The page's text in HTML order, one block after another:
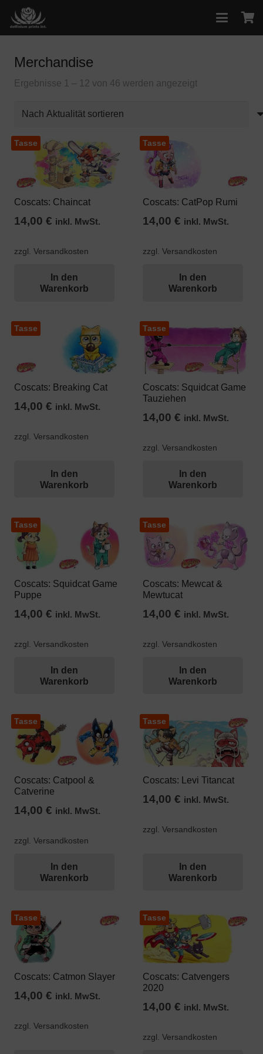
Merchandise
Ergebnisse 1 – 12 von 46 werden angezeigtNach
Tasse
Coscats: Chaincat
14,00 € inkl. MwSt.
zzgl. Versandkosten
In den
Warenkorb
Tasse
Coscats: CatPop Rumi
14,00€ inkl. MwSt.
zzgl. Versandkosten
In den
Warenkorb
Tasse
Coscats: Breaking Cat
14,00 € inkl. MwSt.
zzgl. Versandkosten
In den
Warenkorb
Tasse
Coscats: Squidcat Game
Tauziehen
14,00€ inkl. MwSt.
zzgl. Versandkosten
In den
Warenkorb
Tasse
Coscats: Squidcat Game
Puppe
14,00 € inkl. MwSt.
zzgl. Versandkosten
In den
Warenkorb
Tasse
Coscats: Mewcat &
Mewtucat
14,00€ inkl. MwSt.
zzgl. Versandkosten
In den
Warenkorb
Tasse
Coscats: Catpool &
Catverine
14,00 € inkl. MwSt.
zzgl. Versandkosten
In den
Warenkorb
Tasse
Coscats: Levi Titancat
14,00€ inkl. MwSt.
zzgl. Versandkosten
In den
Warenkorb
Tasse
Coscats: Catmon Slayer
14,00 € inkl. MwSt.
zzgl. Versandkosten
Tasse
Coscats: Catvengers
2020
14,00€ inkl. MwSt.
zzgl. Versandkosten